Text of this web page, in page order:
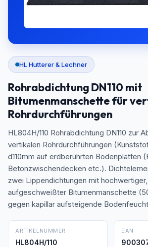
HL Hutterer & Lechner
Rohrabdichtung DN110 mit
Bitumenmanschette für
Rohrdurchführungen
HL804H/110 Rohrabdichtung DN110 zur
vertikalen Rohrdurchführungen
d110mm auf erdberührten Bodenplatten
Betonzwischendecken etc.).
zwei Lippendichtungen mit
aufgeschweißter Bitumenmanschette
gegen kapillar aufsteigende
ARTIKELNUMMER
HL804H/110
EAN